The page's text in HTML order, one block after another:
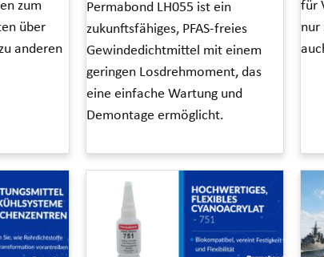
zum
über
anderen
Permabond LH055 ist ein
zukunftsfähiges, PFAS-freies
Gewindedichtmittel mit einem
geringen Losdrehmoment, das
eine einfache Wartung und
Demontage ermöglicht.
für
nur